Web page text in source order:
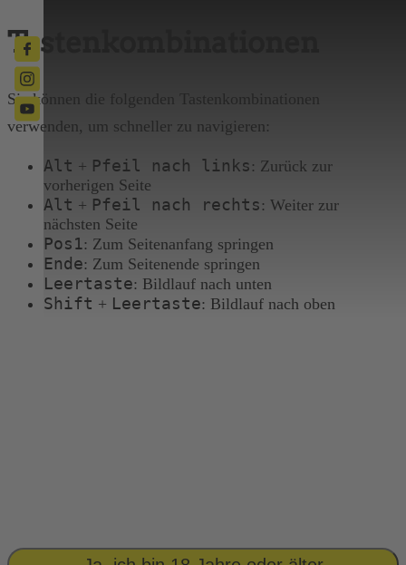
Tastenkombinationen
Sie können die folgenden Tastenkombinationen
verwenden, um schneller zu navigieren:
Alt + Pfeil nach links : Zurück zur
vorherigen Seite
Alt + Pfeil nach rechts : Weiter zur
nächsten Seite
Pos1: Zum Seitenanfang springen
Ende: Zum Seitenende springen
Leertaste: Bildlauf nach unten
Shift + Leertaste: Bildlauf nach oben